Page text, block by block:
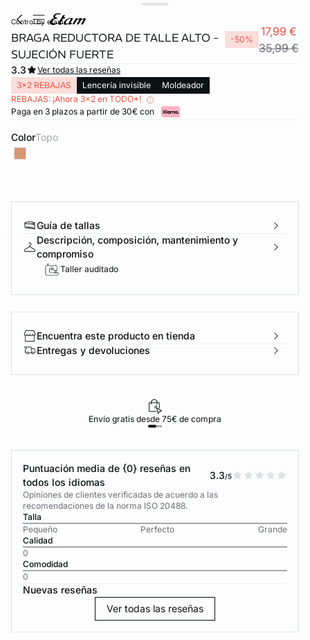
control by etam
BRAGA REDUCTORA DE TALLE ALTO -
SUJECIÓN FUERTE
-50%
17,99 €
35,99 €
3.3
Ver todas las reseñas
3x2 REBAJAS
Lencería invisible
Moldeador
REBAJAS: ¡Ahora 3x2 en TODO*!
Paga en 3 plazos a partir de 30€ con
Color topo
Guía de tallas
Descripción, composición, mantenimiento y
compromiso
Taller auditado
Encuentra este producto en tienda
Entregas y devoluciones
Envío gratis desde 75€ de compra
Puntuación media de {0} reseñas en
todos los idiomas
3.3/5
Opiniones de clientes verificadas de acuerdo a las
recomendaciones de la norma ISO 20488.
Talla
Pequeño
Perfecto
Grande
Calidad
0
Comodidad
0
Nuevas reseñas
Ver todas las reseñas